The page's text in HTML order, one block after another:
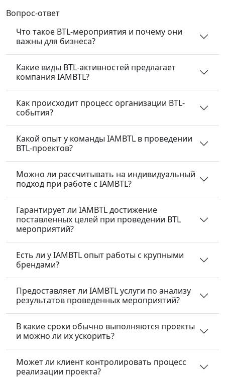
Вопрос-ответ
Что такое BTL-мероприятия и почему они
важны для бизнеса?
Какие виды BTL-активностей предлагает
компания IAMBTL?
Как происходит процесс организации BTL-
события?
Какой опыт у команды IAMBTL в проведении
BTL-проектов?
Можно ли рассчитывать на индивидуальный
подход при работе с IAMBTL?
Гарантирует ли IAMBTL достижение
поставленных целей при проведении BTL
мероприятий?
Есть ли у IAMBTL опыт работы с крупными
брендами?
Предоставляет ли IAMBTL услуги по анализу
результатов проведенных мероприятий?
В какие сроки обычно выполняются проекты
и можно ли их ускорить?
Может ли клиент контролировать процесс
реализации проекта?